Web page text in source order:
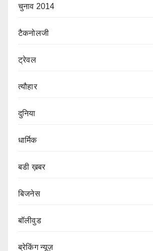
चुनाव 2014
टैकनोलजी
ट्रेवल
त्यौहार
दुनिया
धार्मिक
बडी ख़बर
बिजनेस
बॉलीवुड
ब्रेकिंग न्यूज़